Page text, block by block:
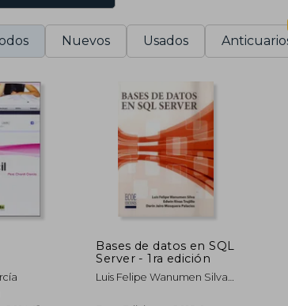
Nuevos Usados
Bases de datos en SQL
Server - 1ra edición
Luis Felipe Wanumen Silva,